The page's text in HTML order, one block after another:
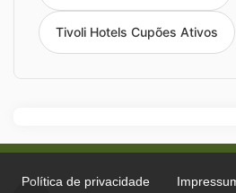
Tivoli Hotels Cupões Ativos
Política de privacidade